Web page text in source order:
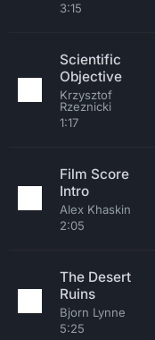
3:15
Scientific
Objective
Krzysztof
Rzeznicki
1:17
Film Score
Intro
Alex Khaskin
2:05
The Desert
Ruins
Bjorn Lynne
5:25